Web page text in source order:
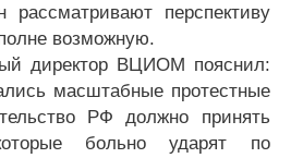
рассматривают перспективу
возможную.
директор ВЦИОМ пояснил:
масштабные протестные
РФ должно принять
больно ударят по